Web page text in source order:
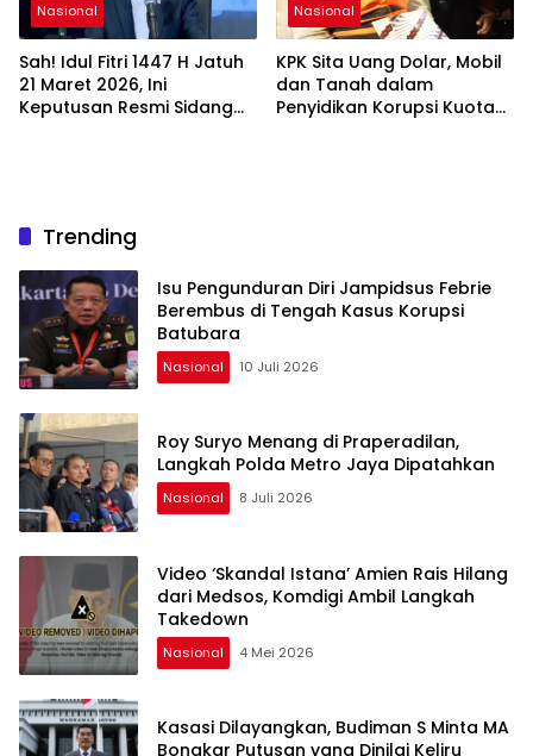
Nasional
Sah! Idul Fitri 1447 H Jatuh
21 Maret 2026, Ini
Keputusan Resmi Sidang
Nasional
KPK Sita Uang Dolar, Mobil
dan Tanah dalam
Penyidikan Korupsi Kuota
Trending
Isu Pengunduran Diri Jampidsus Febrie
Berembus di Tengah Kasus Korupsi
Batubara
Nasional 10 Juli 2026
Roy Suryo Menang di Praperadilan,
Langkah Polda Metro Jaya Dipatahkan
Nasional 8 Juli 2026
Video ‘Skandal Istana’ Amien Rais Hilang
dari Medsos, Komdigi Ambil Langkah
Takedown
Nasional 4 Mei 2026
Kasasi Dilayangkan, Budiman S Minta MA
Bongkar Putusan yang Dinilai Keliru